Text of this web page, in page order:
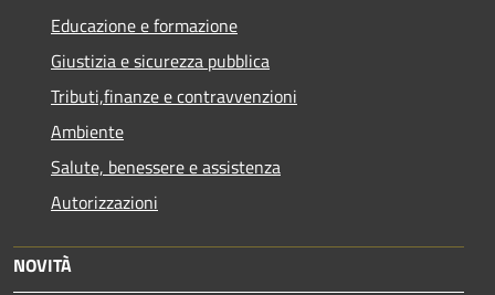
Educazione e formazione
Giustizia e sicurezza pubblica
Tributi,finanze e contravvenzioni
Ambiente
Salute, benessere e assistenza
Autorizzazioni
NOVITÀ